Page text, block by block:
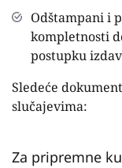
Odštampani i
kompletnosti
postupku
Sledeće
slučajevima:
Za pripremne